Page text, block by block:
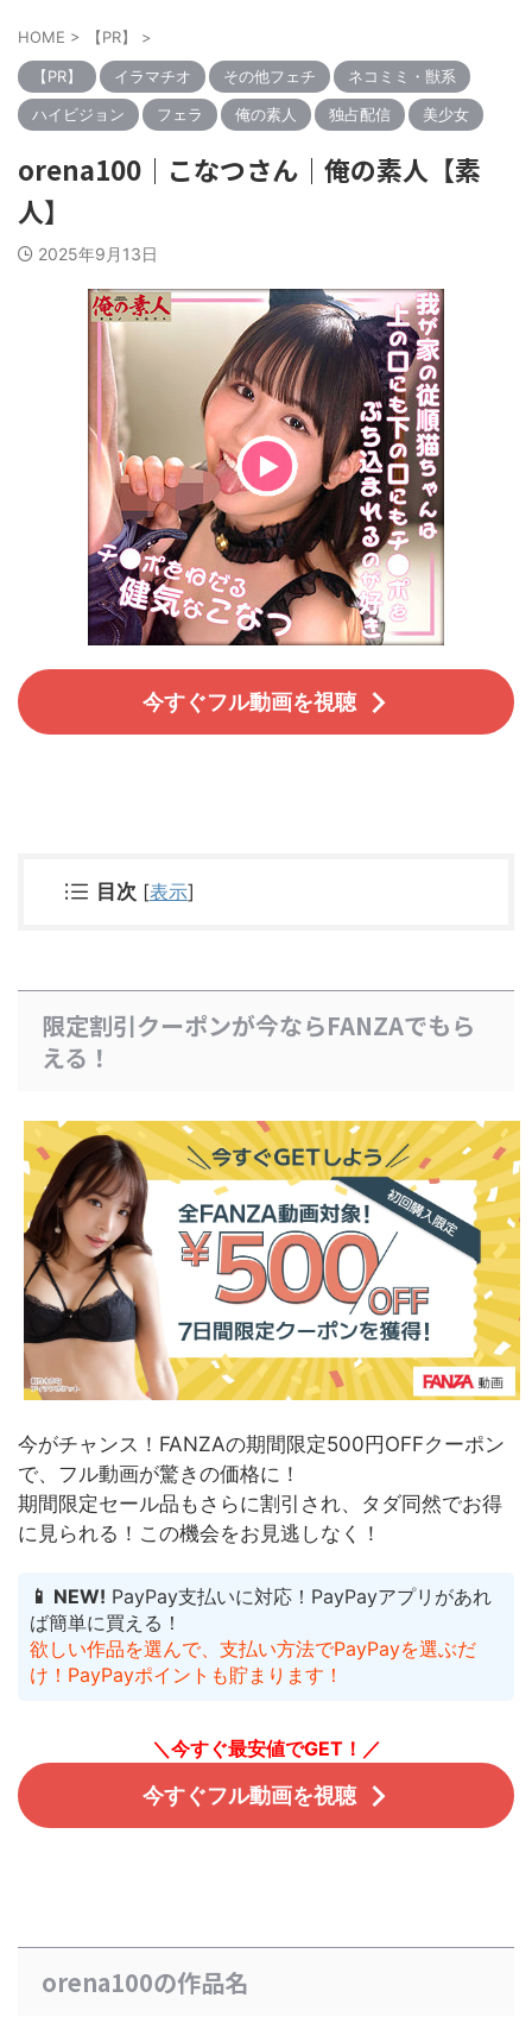
HOME > 【PR】 >
【PR】 イラマチオ その他フェチ
ネコミミ・獣系
ハイビジョン
フェラ 俺の素人 独占配信 美少女
orena100｜こなつさん｜俺の素人【素
人】
2025年9月13日
今すぐフル動画を視聴
目次 [表示]
限定割引クーポンが今ならFANZAでもら
える！
今がチャンス！FANZAの期間限定500円OFFクーポン
で、フル動画が驚きの価格に！
期間限定セール品もさらに割引され、タダ同然でお得
に見られる！ この機会をお見逃しなく！
📱 NEW! PayPay支払いに対応！PayPayアプリがあれ
ば簡単に買える！
欲しい作品を選んで、支払い方法でPayPayを選ぶだ
け！PayPayポイントも貯まります！
＼今すぐ最安値でGET！／
今すぐフル動画を視聴
orena100の作品名